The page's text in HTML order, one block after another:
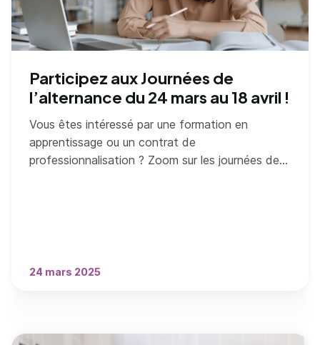
Participez aux Journées de
l’alternance du 24 mars au 18 avril !
Vous êtes intéressé par une formation en
apprentissage ou un contrat de
professionnalisation ? Zoom sur les journées de
24 mars 2025